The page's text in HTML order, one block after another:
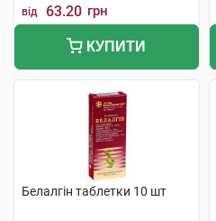
від 63.20 грн
КУПИТИ
Белалгін таблетки 10 шт